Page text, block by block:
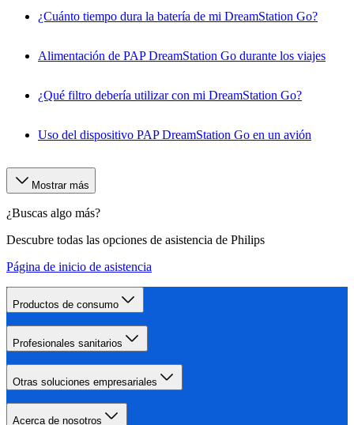
¿Cuánto tiempo dura la batería de mi DreamStation Go?
Alimentación de PAP DreamStation Go durante los viajes
¿Qué filtro debería utilizar con mi DreamStation Go?
Uso del dispositivo PAP DreamStation Go en un avión
Mostrar más
¿Buscas algo más?
Descubre todas las opciones de asistencia de Philips
Página de inicio de asistencia
Productos de consumo
Profesionales sanitarios
Otras soluciones empresariales
Acerca de nosotros